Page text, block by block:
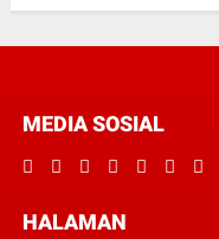
MEDIA SOSIAL
HALAMAN